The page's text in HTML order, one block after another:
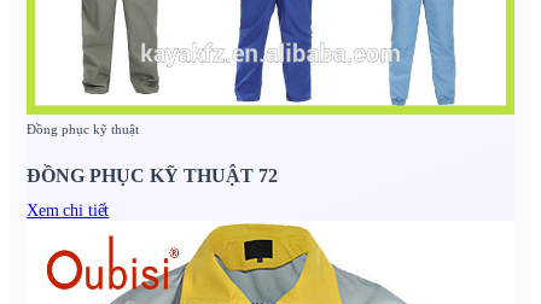
Đồng phục kỹ thuật
ĐỒNG PHỤC KỸ THUẬT 72
Xem chi tiết